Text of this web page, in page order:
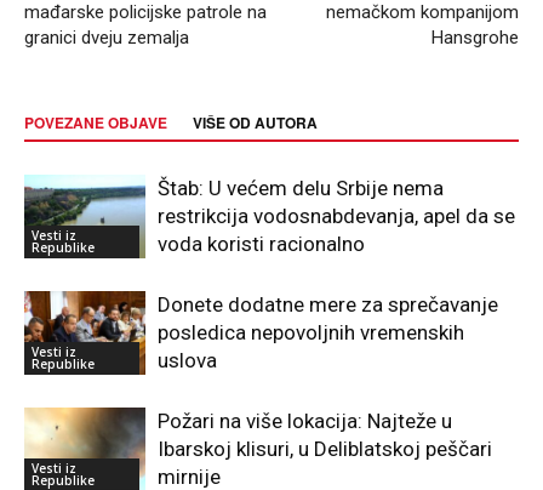
mađarske policijske patrole na
granici dveju zemalja
nemačkom kompanijom
Hansgrohe
POVEZANE OBJAVE VIŠE OD AUTORA
Vesti iz
Republike
Štab: U većem delu Srbije nema
restrikcija vodosnabdevanja, apel da se
voda koristi racionalno
Vesti iz
Republike
Donete dodatne mere za sprečavanje
posledica nepovoljnih vremenskih
uslova
Vesti iz
Republike
Požari na više lokacija: Najteže u
Ibarskoj klisuri, u Deliblatskoj peščari
mirnije